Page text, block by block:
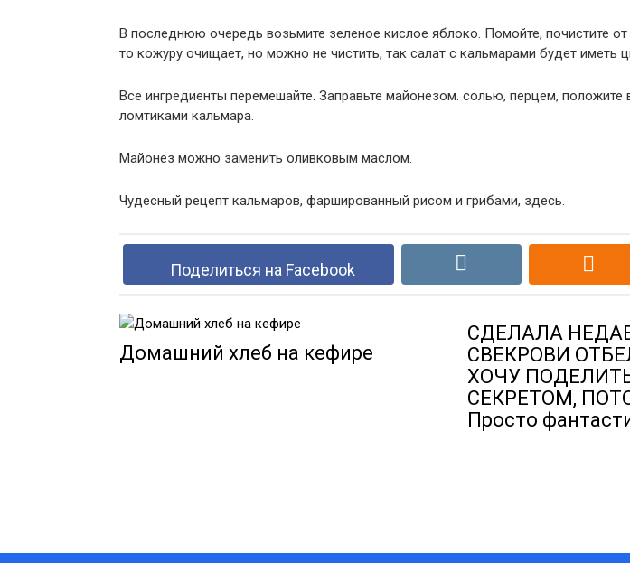
В последнюю очередь возьмите зеленое кислое яблоко. Помойте, почистите от
то кожуру очищает, но можно не чистить, так салат с кальмарами будет иметь
Все ингредиенты перемешайте. Заправьте майонезом. солью, перцем, положите
ломтиками кальмара.
Майонез можно заменить оливковым маслом.
Чудесный рецепт кальмаров, фаршированный рисом и грибами, здесь.
Поделиться на Facebook
Домашний хлеб на кефире
СДЕЛАЛА
СВЕКРОВИ
ХОЧУ
СЕКРЕТОМ,
Просто